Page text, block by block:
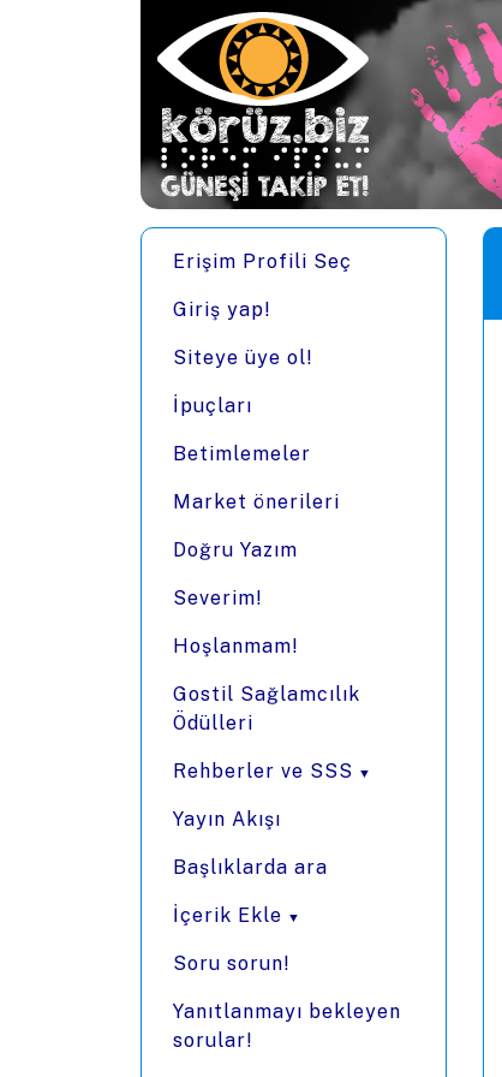
Ana içeriğe zıpla
Erişim Profili Seç
Giriş yap!
Siteye üye ol!
İpuçları
Betimlemeler
Market önerileri
Doğru Yazım
Severim!
Hoşlanmam!
Gostil Sağlamcılık
Ödülleri
Rehberler ve SSS
Yayın Akışı
Başlıklarda ara
İçerik Ekle
Soru sorun!
Yanıtlanmayı bekleyen
sorular!